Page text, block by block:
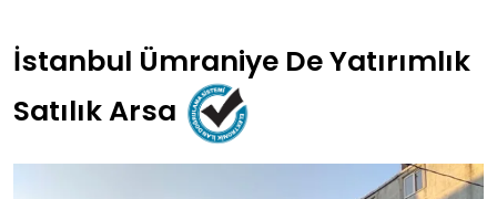
İstanbul Ümraniye De Yatırımlık
Satılık Arsa